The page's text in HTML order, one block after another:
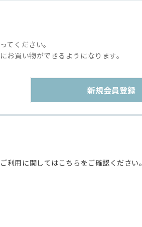
てください。
お買い物ができるようになります。
利用に関してはこちらをご確認ください。